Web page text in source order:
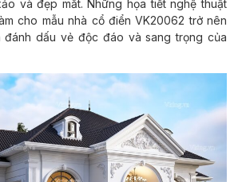
và đẹp mắt. Những họa tiết nghệ thuật
cho mẫu nhà cổ điển VK20062 trở nên
đánh dấu vẻ độc đáo và sang trọng của